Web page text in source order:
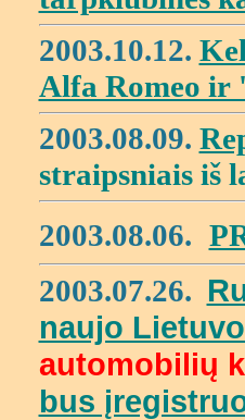
2003.10.12.
Alfa Romeo
2003.08.09.
straipsniais iš
2003.08.06.
2003.07.26.
naujo
automobilių
bus